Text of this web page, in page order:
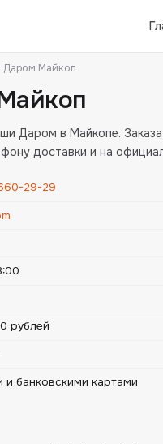
Майкоп
Даром в Майкопе.
доставки и на
29-29
рублей
и банковскими картами